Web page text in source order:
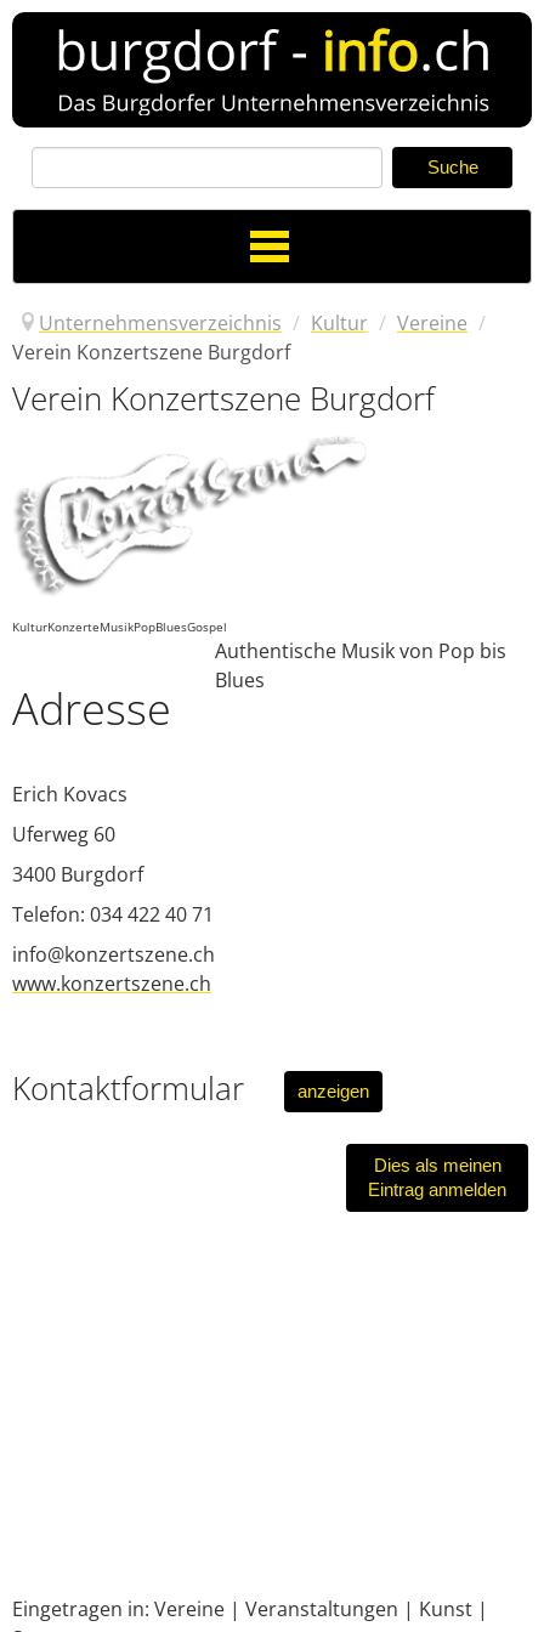
Toggle
Navigation
News
Neuer Eintrag
Verzeichnis
Unternehmensverzeichnis / Kultur / Vereine /
Verein Konzertszene Burgdorf
Verein Konzertszene Burgdorf
KulturKonzerteMusikPopBluesGospel
Adresse
Erich Kovacs
Uferweg 60
3400 Burgdorf
Telefon: 034 422 40 71
info@konzertszene.ch
www.konzertszene.ch
Authentische Musik von Pop bis
Blues
Kontaktformular anzeigen
Dies als meinen
Eintrag anmelden
Eingetragen in: Vereine | Veranstaltungen | Kunst |